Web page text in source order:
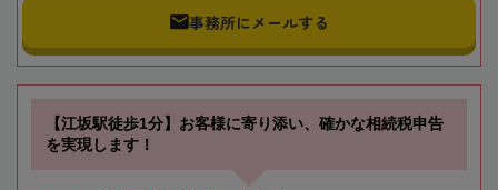
事務所にメールする
【江坂駅徒歩1分】お客様に寄り添い、確かな相続税申告
を実現します！